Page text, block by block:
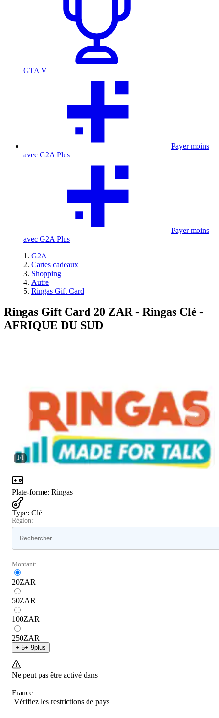
GTA V
Payer moins
avec G2A Plus
Payer moins
avec G2A Plus
G2A
Cartes cadeaux
Shopping
Autre
Ringas Gift Card
Ringas Gift Card 20 ZAR - Ringas Clé -
AFRIQUE DU SUD
1/1
Plate-forme: Ringas
Type: Clé
Région:
Montant:
20ZAR
50ZAR
100ZAR
250ZAR
+-5+-9plus
Ne peut pas être activé dans
France
Vérifiez les restrictions de pays